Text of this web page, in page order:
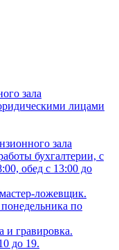
зала
лицами
зала
бухгалтерии, с
обед с 13:00 до
ложевщик.
по
и гравировка.
до 19.